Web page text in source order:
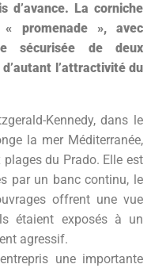
d’avance. La corniche
promenade », avec
sécurisée de deux
l’attractivité du
Kennedy, dans le
la mer Méditerranée,
du Prado. Elle est
par un banc continu, le
offrent une vue
étaient exposés à un
agressif.
une importante